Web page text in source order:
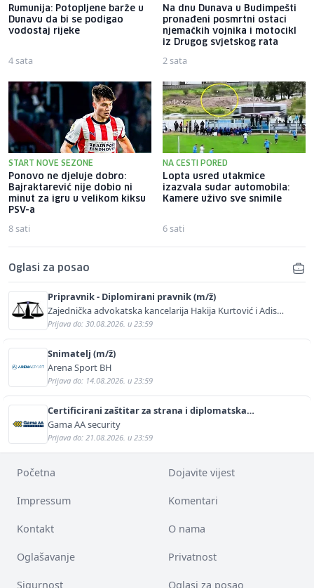
Rumunija: Potopljene barže u
Dunavu da bi se podigao
vodostaj rijeke
4 sata
Na dnu Dunava u Budimpešti
pronađeni posmrtni ostaci
njemačkih vojnika i motocikl
iz Drugog svjetskog rata
2 sata
START NOVE SEZONE
Ponovo ne djeluje dobro:
Bajraktarević nije dobio ni
minut za igru u velikom kiksu
PSV-a
8 sati
NA CESTI PORED
Lopta usred utakmice
izazvala sudar automobila:
Kamere uživo sve snimile
6 sati
Oglasi za posao
Pripravnik - Diplomirani pravnik (m/ž)
Zajednička advokatska kancelarija Hakija Kurtović i Adis
Kurtović
Prijava do: 30.08.2026. u 23:59
Snimatelj (m/ž)
Arena Sport BH
Prijava do: 14.08.2026. u 23:59
Certificirani zaštitar za strana i diplomatska
predstavništva (m/ž)
Gama AA security
Prijava do: 21.08.2026. u 23:59
Početna Dojavite vijest
Impressum Komentari
Kontakt O nama
Oglašavanje Privatnost
Sigurnost Oglasi za posao